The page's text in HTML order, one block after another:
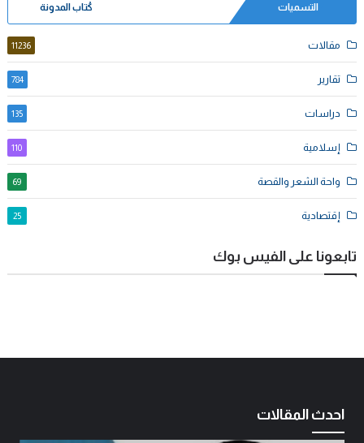
التسميات كُتاب المدونة
مقالات 11236
تقارير 784
دراسات 135
إسلامية 110
واحة الشعر والقصة 69
إقتصادية 25
تابعونا على الفيس بوك
احدث المقالات